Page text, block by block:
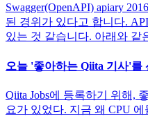
Swagger(OpenAPI) apiary
된 경위가 있다고 합니다.
있는 것 같습니다. 아래와 같
오늘 '좋아하는 Qiita 기사'를
Qiita Jobs에 등록하기 위해,
요가 있었다. 지금 왜 CPU